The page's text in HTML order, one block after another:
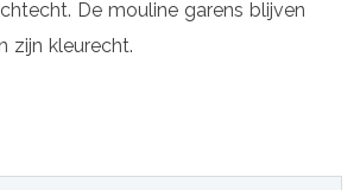
De mouline garens blijven
zijn kleurecht.